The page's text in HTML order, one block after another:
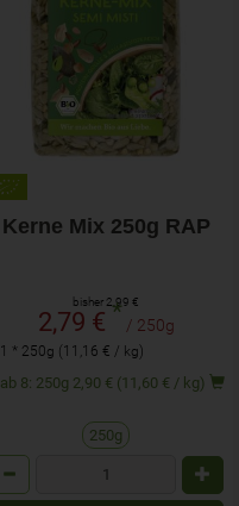
Kerne Mix 250g RAP
bisher 2,99 €
2,79 €* / 250g
1 * 250g (11,16 € / kg)
ab 8: 250g 2,90 € (11,60 € / kg)
250g